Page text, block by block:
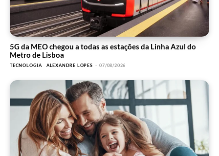
5G da MEO chegou a todas as estações da Linha Azul do
Metro de Lisboa
TECNOLOGIA ALEXANDRE LOPES - 07/08/2026